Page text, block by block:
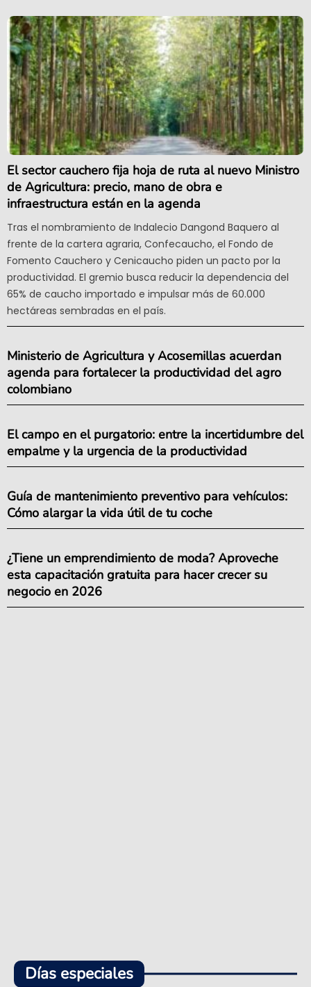
El sector cauchero fija hoja de ruta al nuevo Ministro
de Agricultura: precio, mano de obra e
infraestructura están en la agenda
Tras el nombramiento de Indalecio Dangond Baquero al
frente de la cartera agraria, Confecaucho, el Fondo de
Fomento Cauchero y Cenicaucho piden un pacto por la
productividad. El gremio busca reducir la dependencia del
65% de caucho importado e impulsar más de 60.000
hectáreas sembradas en el país.
Ministerio de Agricultura y Acosemillas acuerdan
agenda para fortalecer la productividad del agro
colombiano
El campo en el purgatorio: entre la incertidumbre del
empalme y la urgencia de la productividad
Guía de mantenimiento preventivo para vehículos:
Cómo alargar la vida útil de tu coche
¿Tiene un emprendimiento de moda? Aproveche
esta capacitación gratuita para hacer crecer su
negocio en 2026
Días especiales